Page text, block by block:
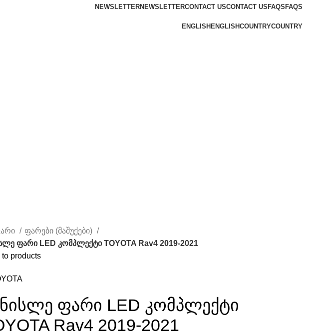
NEWSLETTERNEWSLETTERCONTACT USCONTACT US FAQS FAQS
ENGLISH ENGLISHCOUNTRYCOUNTRY
ფარები (მაშუქები)
ფარი LED კომპლექტი TOYOTA Rav4 2019-2021
to products
ფარი LED კომპლექტი
Rav4 2019-2021